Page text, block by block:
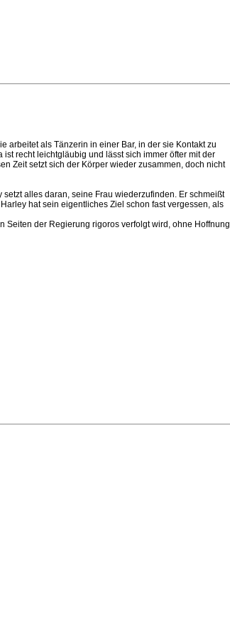
arbeitet als Tänzerin in einer Bar, in der sie Kontakt zu
recht leichtgläubig und lässt sich immer öfter mit der
Zeit setzt sich der Körper wieder zusammen, doch nicht
alles daran, seine Frau wiederzufinden. Er schmeißt
hat sein eigentliches Ziel schon fast vergessen, als
Seiten der Regierung rigoros verfolgt wird, ohne Hoffnung